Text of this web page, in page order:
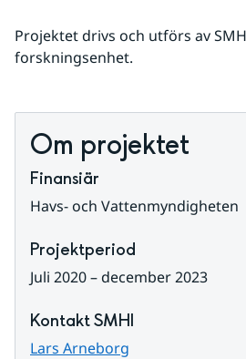
Projektet drivs och utförs av
forskningsenhet.
Om projektet
Finansiär
Havs- och Vattenmyndigheten
Projektperiod
Juli 2020 – december 2023
Kontakt SMHI
Lars Arneborg